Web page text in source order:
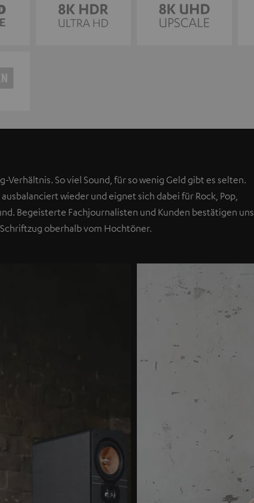
Verhältnis. So viel Sound, für so wenig Geld gibt es selten.
wieder und eignet sich dabei für Rock, Pop,
Begeisterte Fachjournalisten und Kunden bestätigen uns
oberhalb vom Hochtöner.